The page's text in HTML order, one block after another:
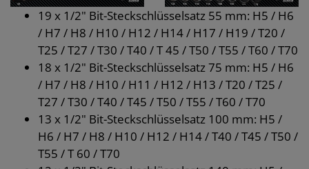
19 x 1/2" Bit-Steckschlüsselsatz 55 mm: H5 / H6
/ H7 / H8 / H10 / H12 / H14 / H17 / H19 / T20 /
T25 / T27 / T30 / T40 / T 45 / T50 / T55 / T60 / T70
18 x 1/2" Bit-Steckschlüsselsatz 75 mm: H5 / H6
/ H7 / H8 / H10 / H11 / H12 / H13 / T20 / T25 /
T27 / T30 / T40 / T45 / T50 / T55 / T60 / T70
13 x 1/2" Bit-Steckschlüsselsatz 100 mm: H5 /
H6 / H7 / H8 / H10 / H12 / H14 / T40 / T45 / T50 /
T55 / T 60 / T70